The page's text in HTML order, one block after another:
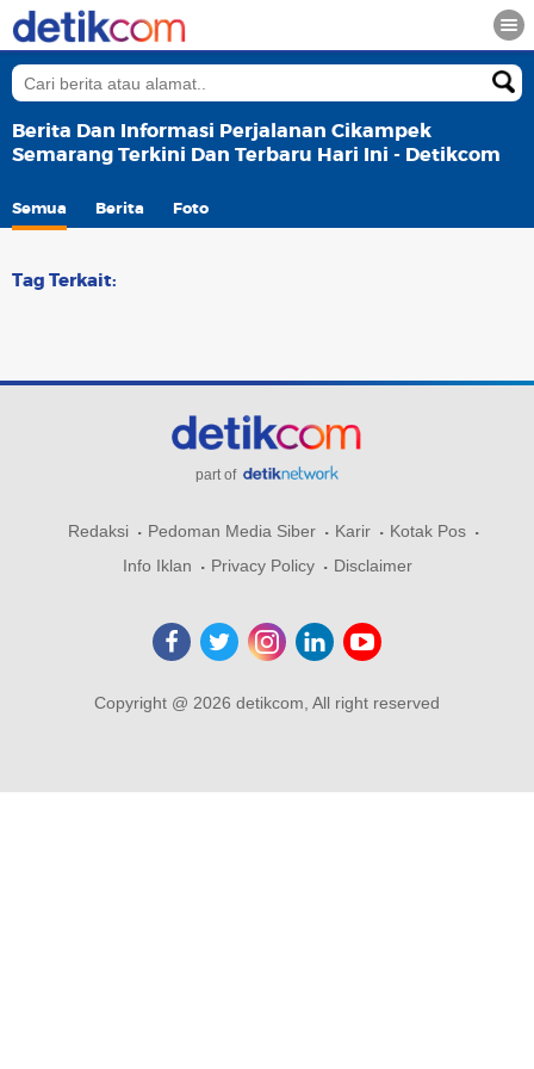
Berita Dan Informasi Perjalanan Cikampek
Semarang Terkini Dan Terbaru Hari Ini - Detikcom
Semua Berita Foto
Tag Terkait:
part of
Redaksi Pedoman Media Siber Karir
Kotak Pos
Info Iklan
Privacy Policy Disclaimer
Copyright @ 2026 detikcom, All right reserved